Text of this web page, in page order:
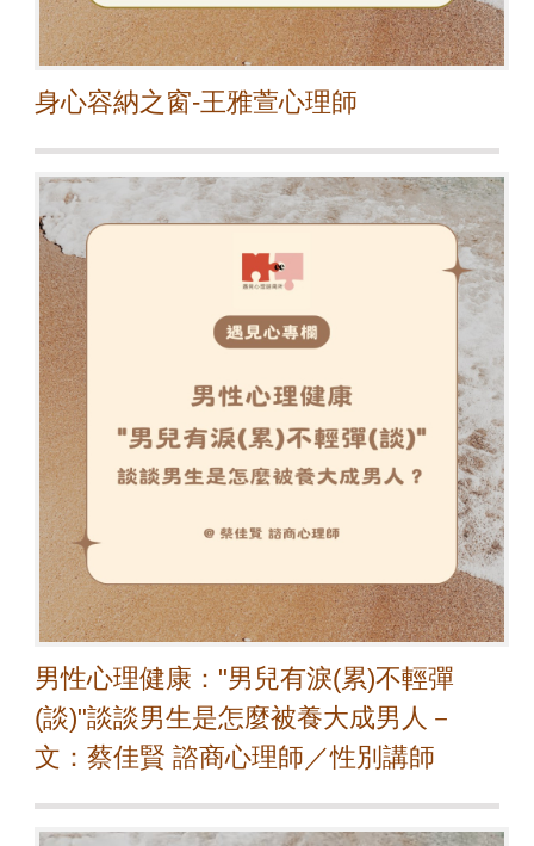
身心容納之窗-王雅萱心理師
男性心理健康："男兒有淚(累)不輕彈
(談)"談談男生是怎麼被養大成男人－
文：蔡佳賢 諮商心理師／性別講師